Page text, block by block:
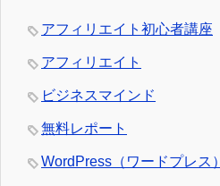
アフィリエイト初心者講座
アフィリエイト
ビジネスマインド
無料レポート
WordPress（ワードプレス）